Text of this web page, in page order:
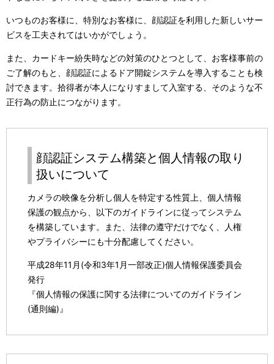
いつものお客様に、特別なお客様に、顔認証を利用した新しいサー
ビスを工夫されてはいかがでしょう。
また、カードキー紛失時などの対策のひとつとして、お客様事前の
ご了解のもと、顔認証によるドア開錠システムを導入することも検
討できます。拾得者が本人になりすまして入室する、そのような不
正行為の防止につながります。
顔認証システム構築と個人情報の取り
扱いについて
カメラの映像を分析し個人を特定する性質上、個人情報
保護の観点から、以下のガイドラインに従ってシステム
を構築しています。また、法律の遵守だけでなく、人権
やプライバシーにも十分配慮してください。
平成28年11月(令和3年1月一部改正)個人情報保護委員会
発行
『個人情報の保護に関する法律についてのガイドライン
(通則編)』